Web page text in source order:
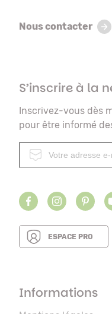
Nous contacter
S’inscrire à la
Inscrivez-vous dès
pour être informé
ESPACE PRO
Informations